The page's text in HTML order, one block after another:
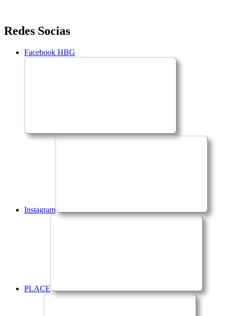
Saltar
para
conteúdo
Redes Socias
Facebook HBG
Instagram
PLACE